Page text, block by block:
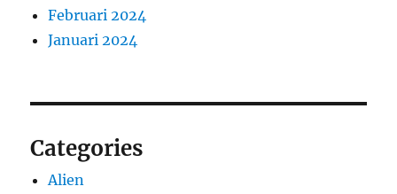
Februari 2024
Januari 2024
Categories
Alien